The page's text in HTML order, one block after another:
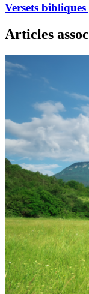
Versets
Articles